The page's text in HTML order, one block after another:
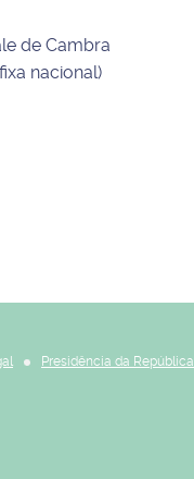
de Cambra
nacional)
Presidência da República